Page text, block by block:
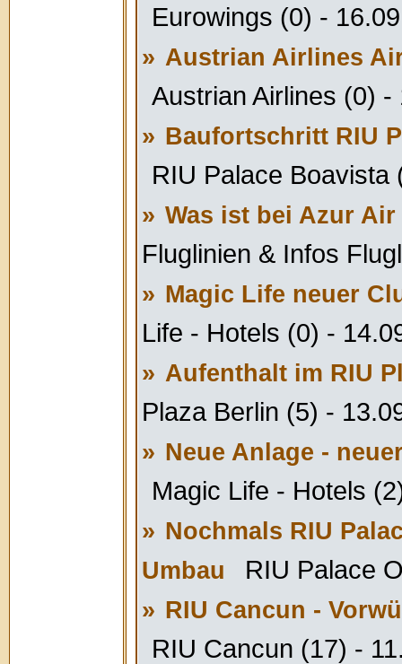
Eurowings (0) -
» Austrian Airlines
Austrian Airlines (0) -
» Baufortschritt RIU
RIU Palace Boavista
» Was ist bei Azur
Fluglinien & Infos
» Magic Life neuer
Life - Hotels (0) -
» Aufenthalt im RIU
Plaza Berlin (5) -
» Neue Anlage -
Magic Life - Hotels
» Nochmals RIU
Umbau
RIU Palace
» RIU Cancun -
RIU Cancun (17) -